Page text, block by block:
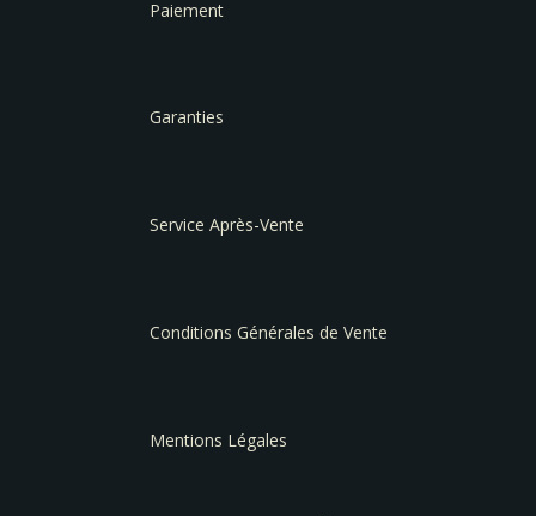
Paiement
Garanties
Service Après-Vente
Conditions Générales de Vente
Mentions Légales